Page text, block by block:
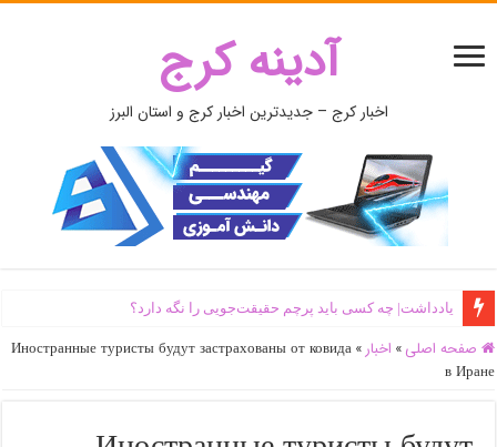
آدینه کرج
اخبار کرج – جدیدترین اخبار کرج و استان البرز
یادداشت| ‌چه کسی باید پرچم حقیقت‌جویی را نگه دارد؟
صفحه اصلی » اخبار »
Иностранные туристы будут застрахованы от ковида
в Иране